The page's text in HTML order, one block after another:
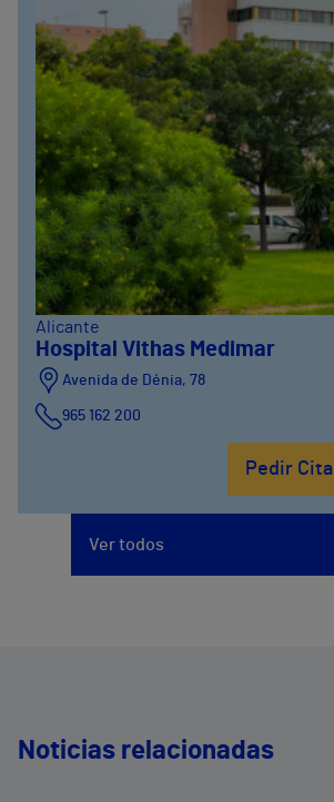
Alicante
Hospital Vithas Medimar
Avenida de Dénia, 78
965 162 200
Pedir Cita
Ver todos
Noticias relacionadas